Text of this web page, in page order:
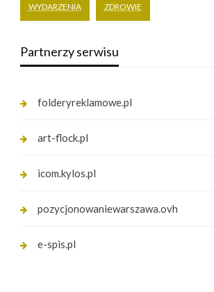
WYDARZENIA ZDROWIE
Partnerzy serwisu
folderyreklamowe.pl
art-flock.pl
icom.kylos.pl
pozycjonowaniewarszawa.ovh
e-spis.pl